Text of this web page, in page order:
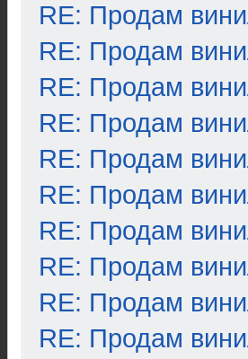
RE: Продам
RE: Продам
RE: Продам
RE: Продам
RE: Продам
RE: Продам
RE: Продам
RE: Продам
RE: Продам
RE: Продам